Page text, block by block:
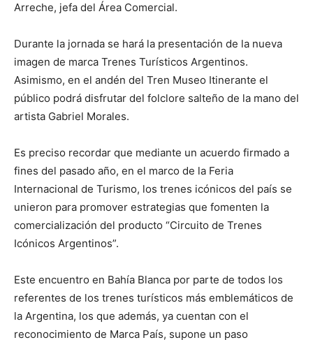
Arreche, jefa del Área Comercial.
Durante la jornada se hará la presentación de la nueva
imagen de marca Trenes Turísticos Argentinos.
Asimismo, en el andén del Tren Museo Itinerante el
público podrá disfrutar del folclore salteño de la mano del
artista Gabriel Morales.
Es preciso recordar que mediante un acuerdo firmado a
fines del pasado año, en el marco de la Feria
Internacional de Turismo, los trenes icónicos del país se
unieron para promover estrategias que fomenten la
comercialización del producto “Circuito de Trenes
Icónicos Argentinos”.
Este encuentro en Bahía Blanca por parte de todos los
referentes de los trenes turísticos más emblemáticos de
la Argentina, los que además, ya cuentan con el
reconocimiento de Marca País, supone un paso